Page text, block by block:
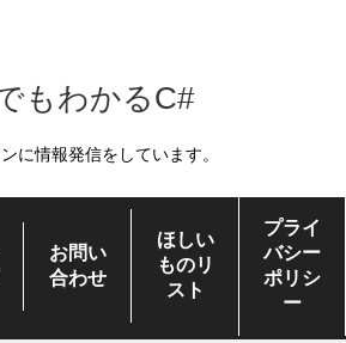
もわかるC#
に情報発信をしています。
お問い
合わせ
ほしい
ものリ
スト
プライ
バシー
ポリシ
ー